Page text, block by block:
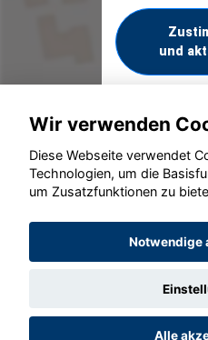
und
©
Wir verwenden
Diese Webseite verwendet
Technologien, um die
um Zusatzfunktionen zu
Notwendige
Alle